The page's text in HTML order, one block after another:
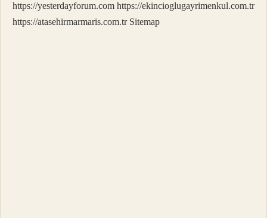
https://yesterdayforum.com https://ekincioglugayrimenkul.com.tr
https://atasehirmarmaris.com.tr Sitemap